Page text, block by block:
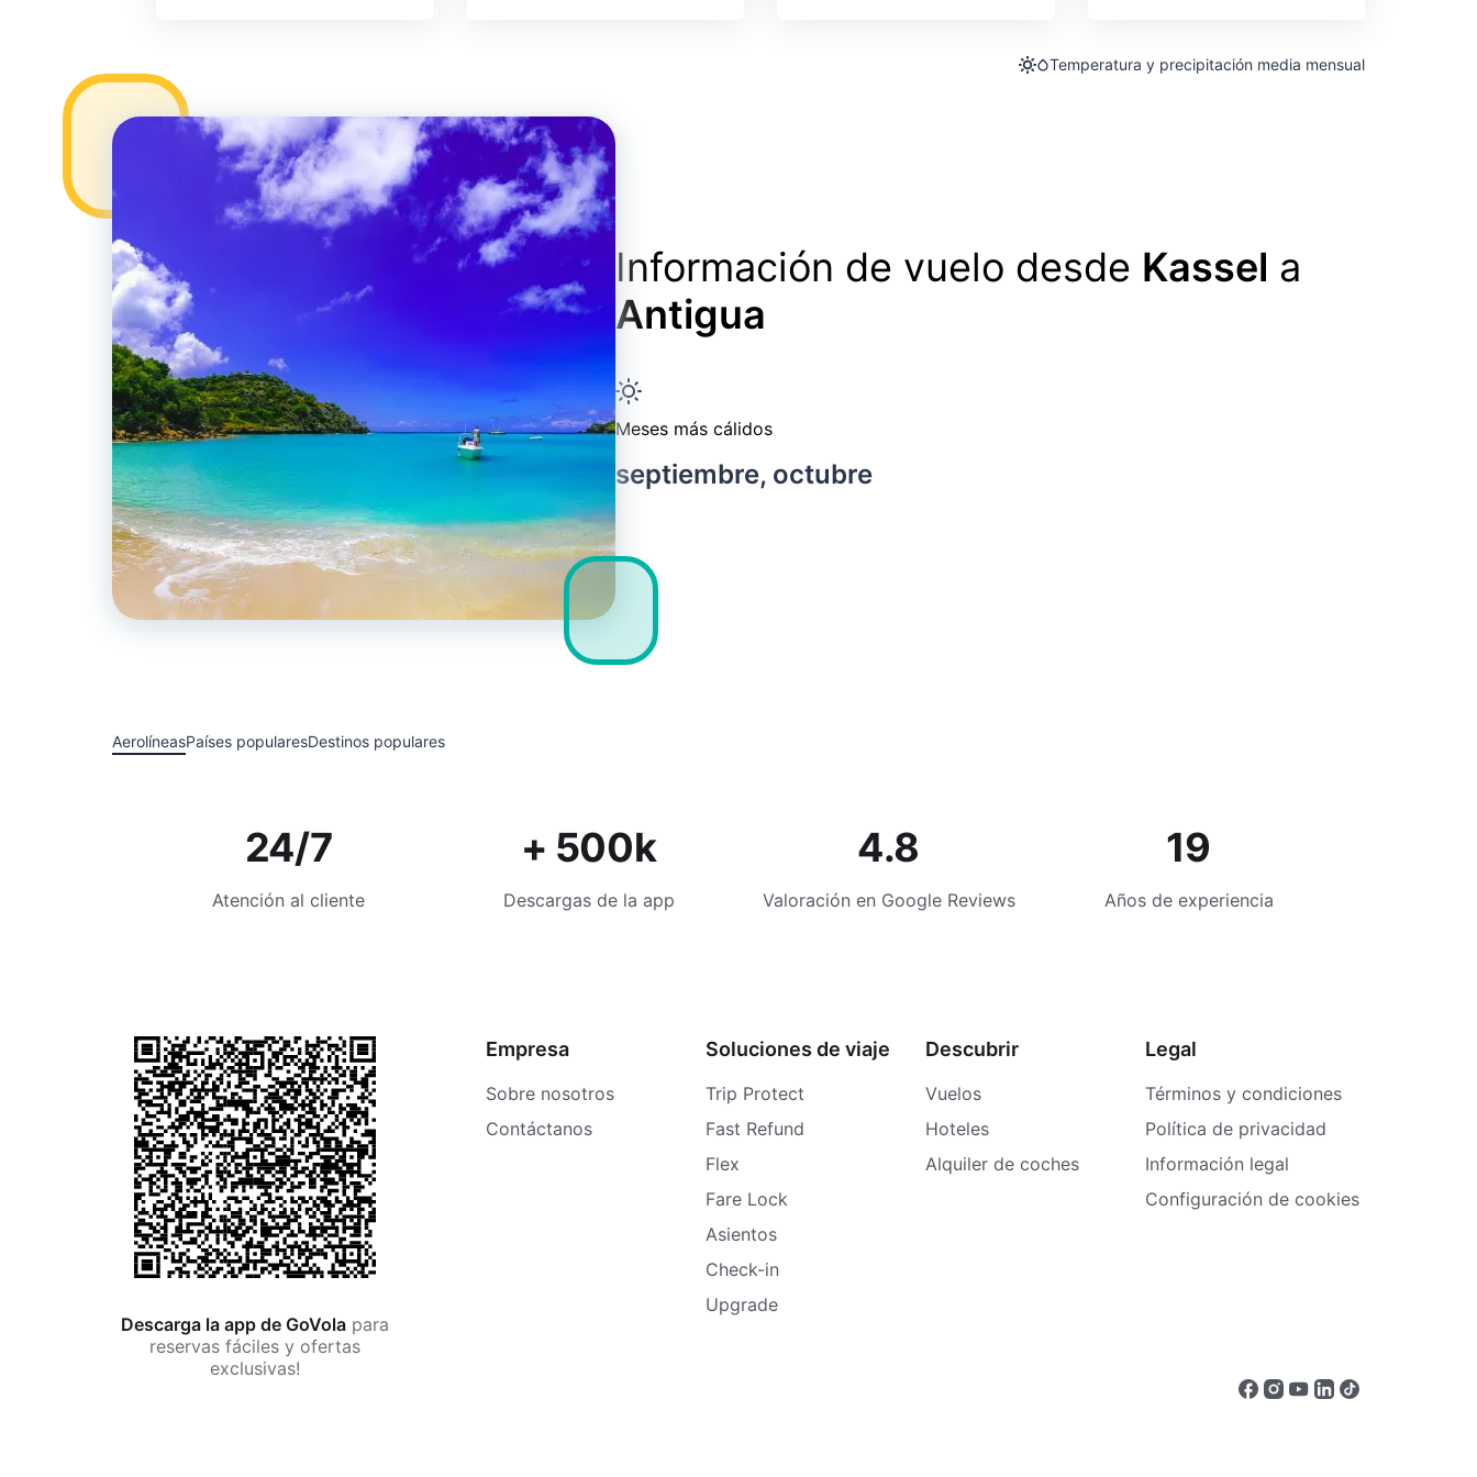
Temperatura y precipitación media mensual
Información de vuelo desde Kassel a
Antigua
Meses más cálidos
septiembre, octubre
AerolíneasPaíses popularesDestinos populares
24/7
Atención al cliente
+ 500k
Descargas de la app
4.8
Valoración en Google Reviews
19
Años de experiencia
Descarga la app de GoVola para
reservas fáciles y ofertas
exclusivas!
Empresa
Sobre nosotros
Contáctanos
Soluciones de viaje
Trip Protect
Fast Refund
Flex
Fare Lock
Asientos
Check-in
Upgrade
Descubrir
Vuelos
Hoteles
Alquiler de coches
Legal
Términos y condiciones
Política de privacidad
Información legal
Configuración de cookies